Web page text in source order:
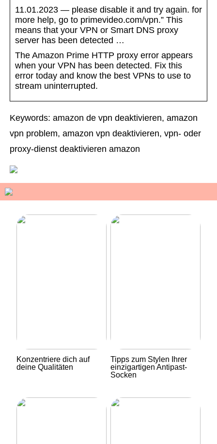
11.01.2023 — please disable it and try again. for
more help, go to primevideo.com/vpn.” This
means that your VPN or Smart DNS proxy
server has been detected …
The Amazon Prime HTTP proxy error appears
when your VPN has been detected. Fix this
error today and know the best VPNs to use to
stream uninterrupted.
Keywords: amazon de vpn deaktivieren, amazon
vpn problem, amazon vpn deaktivieren, vpn- oder
proxy-dienst deaktivieren amazon
Konzentriere dich auf
deine Qualitäten
Tipps zum Stylen Ihrer
einzigartigen Antipast-
Socken